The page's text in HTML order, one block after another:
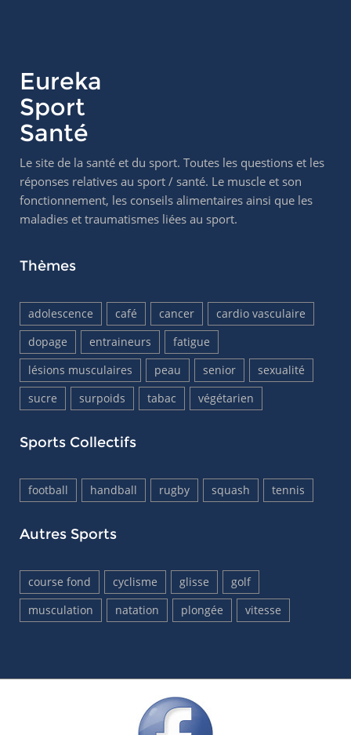
Eureka
Sport
Santé
Le site de la santé et du sport. Toutes les questions et les
réponses relatives au sport / santé. Le muscle et son
fonctionnement, les conseils alimentaires ainsi que les
maladies et traumatismes liées au sport.
Thèmes
adolescence café cancer
cardio vasculaire
dopage
entraineurs
fatigue
lésions musculaires
peau senior
sexualité
sucre
surpoids tabac végétarien
Sports Collectifs
football handball rugby squash tennis
Autres Sports
course fond cyclisme glisse
golf
musculation
natation plongée vitesse